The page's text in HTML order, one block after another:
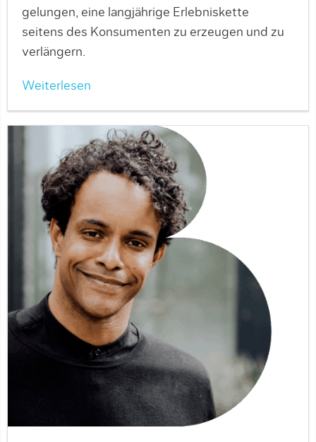
gelungen, eine langjährige Erlebniskette
seitens des Konsumenten zu erzeugen und zu
verlängern.
Weiterlesen